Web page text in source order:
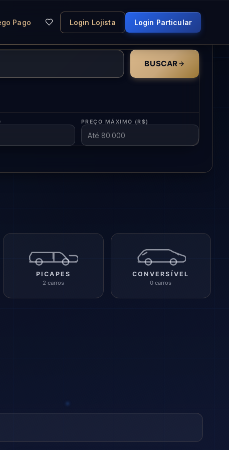
Pago Login Lojista Login Particular
BUSCAR
PREÇO MÁXIMO (R$)
PICAPES
2 carros
CONVERSÍVEL
0 carros